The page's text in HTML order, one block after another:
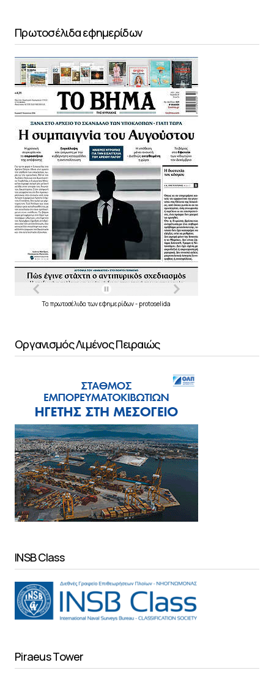
Πρωτοσέλιδα εφημερίδων
Τα πρωτοσέλιδα τωνεφημερίδων- protoselida
Οργανισμός Λιμένος Πειραιώς
INSB Class
Piraeus Tower